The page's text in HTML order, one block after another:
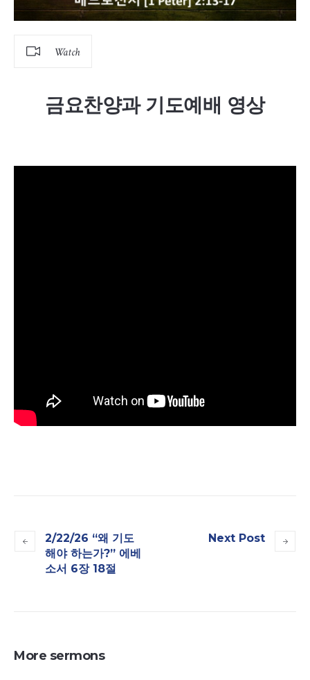
Watch
금요찬양과 기도예배 영상
2/22/26 “왜 기도
해야 하는가?” 에베
소서 6장 18절
Next Post
More sermons